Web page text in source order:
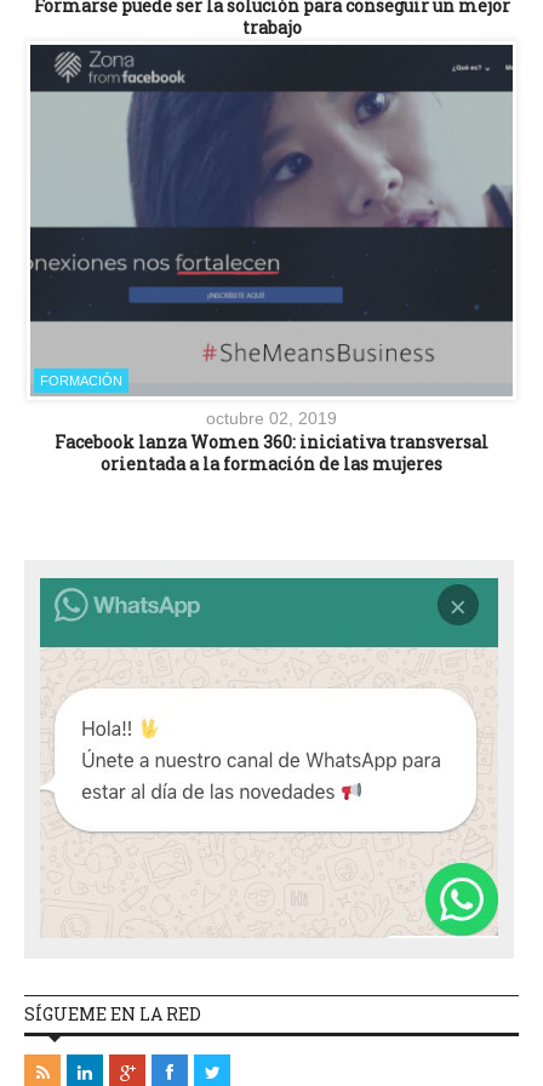
Formarse puede ser la solución para conseguir un mejor
trabajo
FORMACIÓN
octubre 02, 2019
Facebook lanza Women 360: iniciativa transversal
orientada a la formación de las mujeres
SÍGUEME EN LA RED